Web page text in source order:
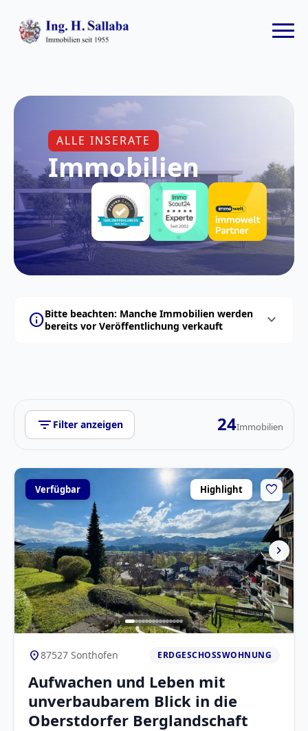
ALLE INSERATE
Immobilien
infoBitte beachten: Manche Immobilien werden
bereits vor Veröffentlichung verkauft
expand_more
filter_list Filter anzeigen 24Immobilien
chevron_right
Verfügbar favorite
Highlight
location_on87527 Sonthofen ERDGESCHOSSWOHNUNG
Aufwachen und Leben mit
unverbaubarem Blick in die
Oberstdorfer Berglandschaft